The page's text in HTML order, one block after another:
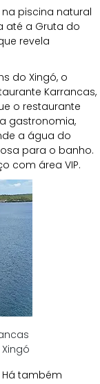
piscina natural
até a Gruta do
revela
do Xingó, o
Karrancas,
o restaurante
gastronomia,
a água do
para o banho.
com área VIP.
Há também